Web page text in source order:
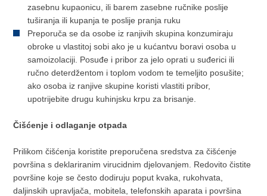
zasebnu kupaonicu, ili barem zasebne ručnike poslije
tuširanja ili kupanja te poslije pranja ruku
Preporuča se da osobe iz ranjivih skupina konzumiraju
obroke u vlastitoj sobi ako je u kućantvu boravi osoba u
samoizolaciji. Posuđe i pribor za jelo oprati u suđerici ili
ručno deterdžentom i toplom vodom te temeljito posušite;
ako osoba iz ranjive skupine koristi vlastiti pribor,
upotrijebite drugu kuhinjsku krpu za brisanje.
Čišćenje i odlaganje otpada
Prilikom čišćenja koristite preporučena sredstva za čišćenje
površina s deklariranim virucidnim djelovanjem. Redovito čistite
površine koje se često dodiruju poput kvaka, rukohvata,
daljinskih upravljača, mobitela, telefonskih aparata i površina